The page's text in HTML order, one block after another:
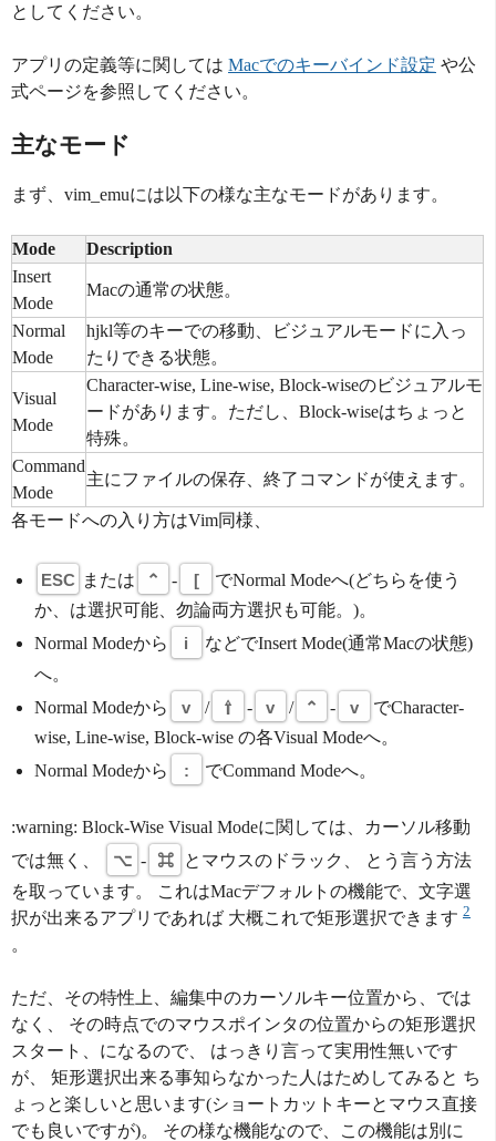
としてください。
アプリの定義等に関しては Macでのキーバインド設定 や公
式ページを参照してください。
主なモード
まず、vim_emuには以下の様な主なモードがあります。
Mode
Description
Insert
Mode
Macの通常の状態。
Normal
Mode
hjkl等のキーでの移動、ビジュアルモードに入っ
たりできる状態。
Visual
Mode
Character-wise, Line-wise, Block-wiseのビジュアルモ
ードがあります。ただし、Block-wiseはちょっと
特殊。
Command
Mode
主にファイルの保存、終了コマンドが使えます。
各モードへの入り方はVim同様、
ESC または ⌃ - [
でNormal Modeへ(どちらを使う
か、は選択可能、勿論両方選択も可能。)。
Normal Modeから
i
などでInsert Mode(通常Macの状態)
へ。
Normal Modeから
v / ⇧ - v / ⌃ - v
でCharacter-
wise, Line-wise, Block-wise の各Visual Modeへ。
Normal Modeから
: でCommand Modeへ。
:warning: Block-Wise Visual Modeに関しては、カーソル移動
では無く、
⌥ - ⌘
とマウスのドラック、 とう言う方法
を取っています。 これはMacデフォルトの機能で、文字選
択が出来るアプリであれば 大概これで矩形選択できます 2
。
ただ、その特性上、編集中のカーソルキー位置から、では
なく、 その時点でのマウスポインタの位置からの矩形選択
スタート、になるので、 はっきり言って実用性無いです
が、 矩形選択出来る事知らなかった人はためしてみると ち
ょっと楽しいと思います(ショートカットキーとマウス直接
でも良いですが)。 その様な機能なので、この機能は別に